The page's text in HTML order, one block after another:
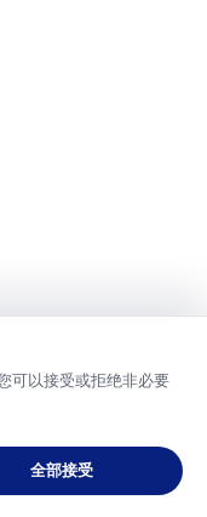
可以接受或拒绝非必要
全部接受